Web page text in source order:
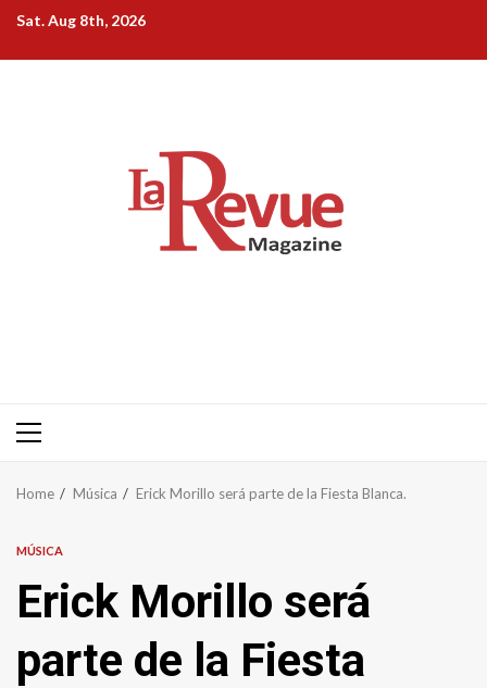
Skip
content
Sat. Aug 8th, 2026
Primary
Home Música Erick Morillo será parte de la Fiesta Blanca.
MÚSICA
Erick Morillo será
parte de la Fiesta